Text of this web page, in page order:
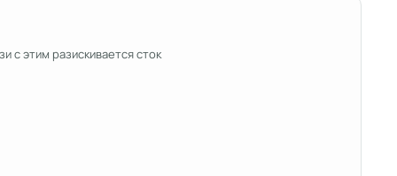
с этим разискивается сток